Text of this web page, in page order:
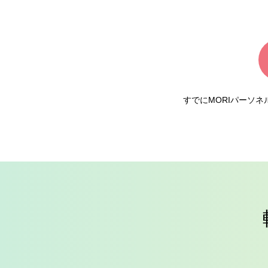
すでにMORIパーソネ